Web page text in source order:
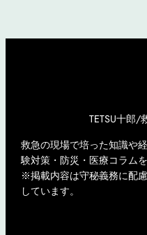
TETSU十郎/
救急の現場で培った知識や
験対策・防災・医療コラム
※掲載内容は守秘義務に配
しています。